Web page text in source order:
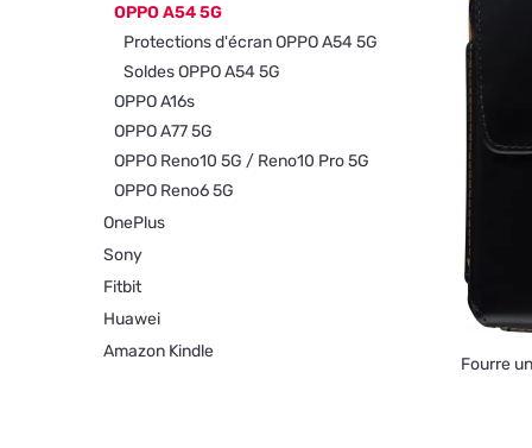
OPPO A54 5G
Protections d'écran OPPO A54 5G
Soldes OPPO A54 5G
OPPO A16s
OPPO A77 5G
OPPO Reno10 5G / Reno10 Pro 5G
OPPO Reno6 5G
OnePlus
Sony
Fitbit
Huawei
Amazon Kindle
Fourre